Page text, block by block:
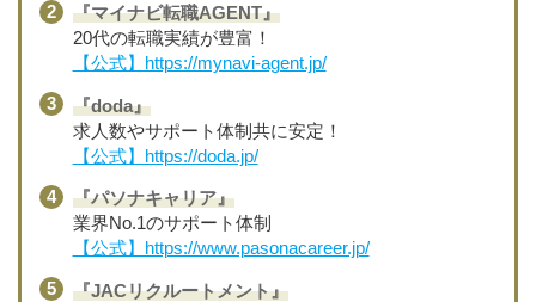
『マイナビ転職AGENT』
20代の転職実績が豊富！
【公式】https://mynavi-agent.jp/
『doda』
求人数やサポート体制共に安定！
【公式】https://doda.jp/
『パソナキャリア』
業界No.1のサポート体制
【公式】https://www.pasonacareer.jp/
『JACリクルートメント』